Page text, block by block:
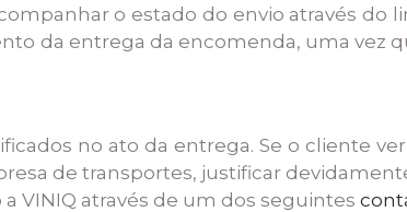
o estado do envio através do
da entrega da encomenda, uma vez
no ato da entrega. Se o cliente
de transportes, justificar
VINIQ através de um dos seguintes